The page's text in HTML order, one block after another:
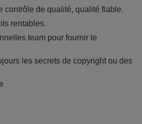
contrôle de qualité, qualité fiable.
rentables.
team pour fournir le
les secrets de copyright ou des